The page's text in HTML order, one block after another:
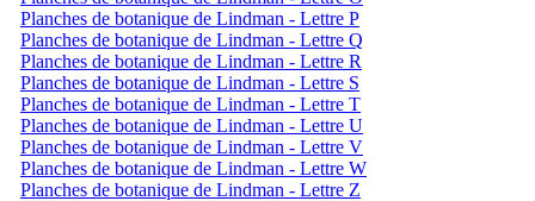
Planches de botanique de Lindman - Lettre P
Planches de botanique de Lindman - Lettre Q
Planches de botanique de Lindman - Lettre R
Planches de botanique de Lindman - Lettre S
Planches de botanique de Lindman - Lettre T
Planches de botanique de Lindman - Lettre U
Planches de botanique de Lindman - Lettre V
Planches de botanique de Lindman - Lettre W
Planches de botanique de Lindman - Lettre Z